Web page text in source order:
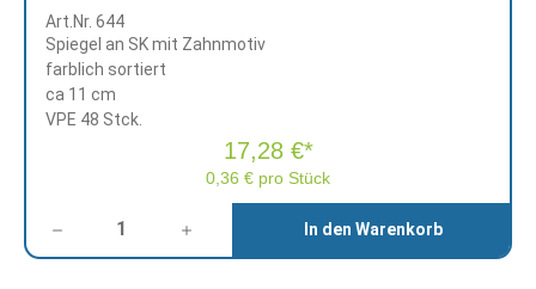
Art.Nr. 644
Spiegel an SK mit Zahnmotiv
farblich sortiert
ca 11 cm
VPE 48 Stck.
0,36 € pro Stück
17,28 €*
In den Warenkorb